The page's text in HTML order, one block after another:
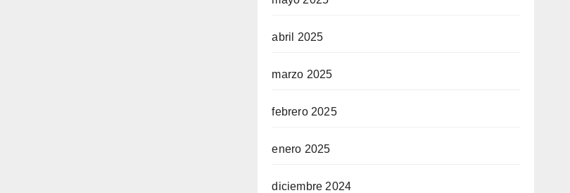
abril 2025
marzo 2025
febrero 2025
enero 2025
diciembre 2024